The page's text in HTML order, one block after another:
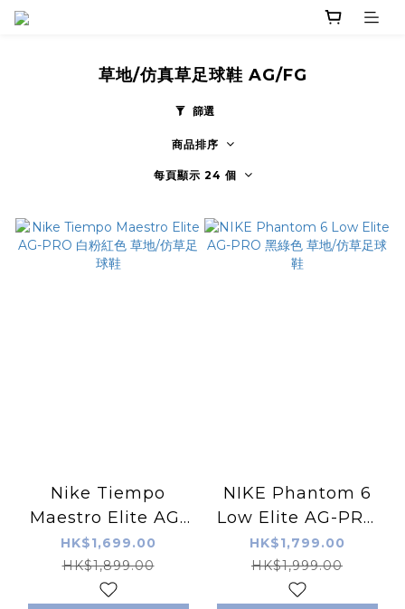
草地/仿真草足球鞋 AG/FG
篩選
商品排序
每頁顯示 24 個
Nike Tiempo
Maestro Elite AG-
PRO 白粉紅色 草地/
仿草足球鞋
HK$1,699.00
HK$1,899.00
NIKE Phantom 6
Low Elite AG-PRO
黑綠色 草地/仿草足球
鞋
HK$1,799.00
HK$1,999.00